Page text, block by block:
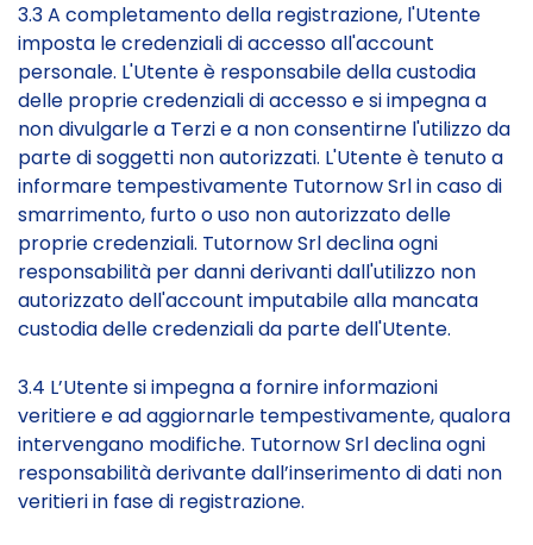
3.3 A completamento della registrazione, l'Utente
imposta le credenziali di accesso all'account
personale. L'Utente è responsabile della custodia
delle proprie credenziali di accesso e si impegna a
non divulgarle a Terzi e a non consentirne l'utilizzo da
parte di soggetti non autorizzati. L'Utente è tenuto a
informare tempestivamente Tutornow Srl in caso di
smarrimento, furto o uso non autorizzato delle
proprie credenziali. Tutornow Srl declina ogni
responsabilità per danni derivanti dall'utilizzo non
autorizzato dell'account imputabile alla mancata
custodia delle credenziali da parte dell'Utente.
3.4 L’Utente si impegna a fornire informazioni
veritiere e ad aggiornarle tempestivamente, qualora
intervengano modifiche. Tutornow Srl declina ogni
responsabilità derivante dall’inserimento di dati non
veritieri in fase di registrazione.